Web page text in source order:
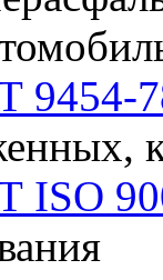
9454-
ISO